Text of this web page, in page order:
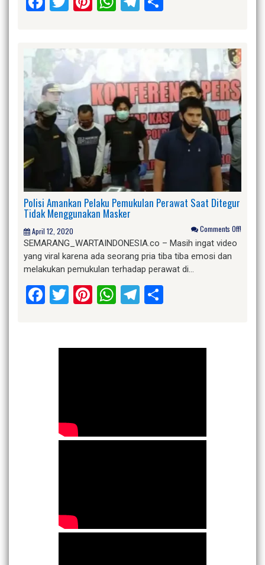
Polisi Amankan Pelaku Pemukulan Perawat Saat Ditegur
Tidak Menggunakan Masker
April 12, 2020 Comments Off!
SEMARANG_WARTAINDONESIA.co – Masih ingat video
yang viral karena ada seorang pria tiba tiba emosi dan
melakukan pemukulan terhadap perawat di…
Facebook
Twitter
Pinterest
WhatsApp
Telegram